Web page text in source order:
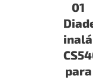
01
para